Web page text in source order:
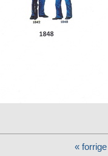
« forrige